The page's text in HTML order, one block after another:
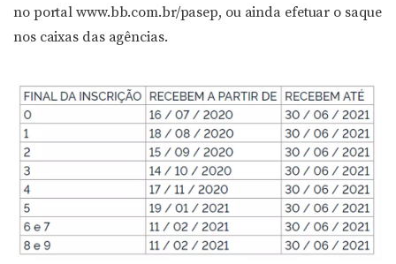
no portal www.bb.com.br/pasep, ou ainda efetuar o saque
nos caixas das agências.